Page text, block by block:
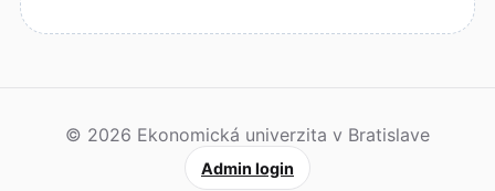
© 2026 Ekonomická univerzita v Bratislave
Admin login